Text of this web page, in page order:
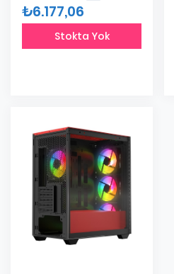
₺6.177,06
Stokta Yok